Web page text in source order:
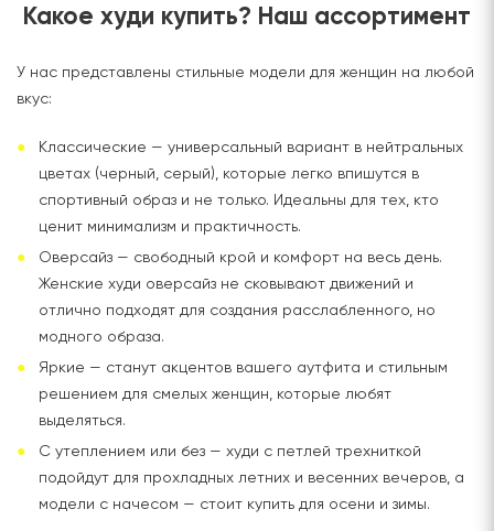
Какое худи купить? Наш ассортимент
У нас представлены стильные модели для женщин на любой
вкус:
Классические — универсальный вариант в нейтральных
цветах (черный, серый), которые легко впишутся в
спортивный образ и не только. Идеальны для тех, кто
ценит минимализм и практичность.
Оверсайз — свободный крой и комфорт на весь день.
Женские худи оверсайз не сковывают движений и
отлично подходят для создания расслабленного, но
модного образа.
Яркие — станут акцентов вашего аутфита и стильным
решением для смелых женщин, которые любят
выделяться.
С утеплением или без — худи с петлей трехниткой
подойдут для прохладных летних и весенних вечеров, а
модели с начесом — стоит купить для осени и зимы.